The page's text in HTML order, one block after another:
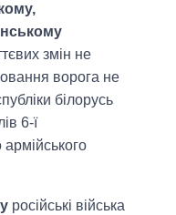
змін не
ворога не
білорусь
6-ї
армійського
російські війська